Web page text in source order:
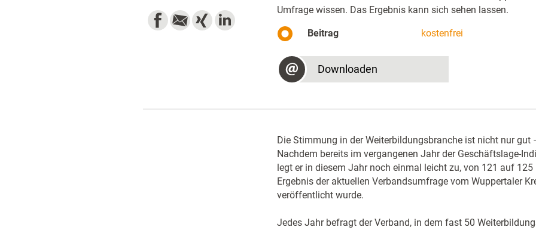
Umfrage wissen. Das Ergebnis kann sich sehen lassen.
Beitrag kostenfrei
Downloaden
Die Stimmung in der Weiterbildungsbranche ist nicht nur gut
Nachdem bereits im vergangenen Jahr der Geschäftslage-
legt er in diesem Jahr noch einmal leicht zu, von 121 auf
Ergebnis der aktuellen Verbandsumfrage vom Wuppertaler
veröffentlicht wurde.
Jedes Jahr befragt der Verband, in dem fast 50